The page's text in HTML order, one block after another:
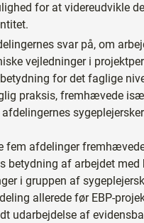
for at videreudvikle
svar på, om
vejledninger i
for det faglige
praksis, fremhævede
fem afdelinger
betydning af arbejdet med
i gruppen af
allerede før EBP-
udarbejdelse af